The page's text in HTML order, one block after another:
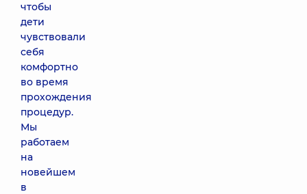
чтобы
дети
чувствовали
себя
комфортно
во время
прохождения
процедур.
Мы
работаем
на
новейшем
в